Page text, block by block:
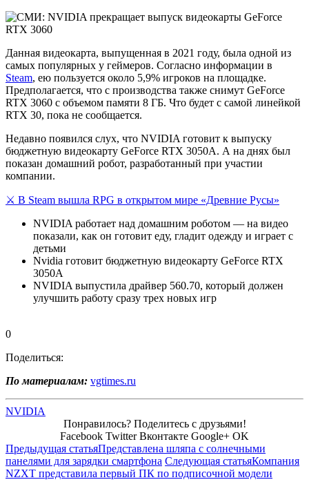
Данная видеокарта, выпущенная в 2021 году, была одной из
самых популярных у геймеров. Согласно информации в
Steam, ею пользуется около 5,9% игроков на площадке.
Предполагается, что с производства также снимут GeForce
RTX 3060 с объемом памяти 8 ГБ. Что будет с самой линейкой
RTX 30, пока не сообщается.
Недавно появился слух, что NVIDIA готовит к выпуску
бюджетную видеокарту GeForce RTX 3050А. А на днях был
показан домашний робот, разработанный при участии
компании.
⚔️ В Steam вышла RPG в открытом мире «Древние Русы»
NVIDIA работает над домашним роботом — на видео
показали, как он готовит еду, гладит одежду и играет с
детьми
Nvidia готовит бюджетную видеокарту GeForce RTX
3050А
NVIDIA выпустила драйвер 560.70, который должен
улучшить работу сразу трех новых игр
0
Поделиться:
По материалам: vgtimes.ru
NVIDIA
Понравилось? Поделитесь с друзьями!
Facebook Twitter Вконтакте Google+ OK
Предыдущая статьяПредставлена шляпа с солнечными
панелями для зарядки смартфона Следующая статьяКомпания
NZXT представила первый ПК по подписочной модели